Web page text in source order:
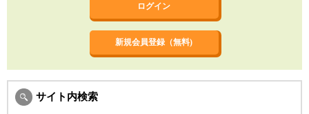
新規会員登録（無料)
サイト内検索